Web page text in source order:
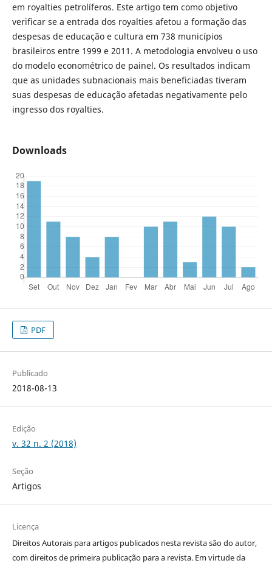
em royalties petrolíferos. Este artigo tem como objetivo
verificar se a entrada dos royalties afetou a formação das
despesas de educação e cultura em 738 municípios
brasileiros entre 1999 e 2011. A metodologia envolveu o uso
do modelo econométrico de painel. Os resultados indicam
que as unidades subnacionais mais beneficiadas tiveram
suas despesas de educação afetadas negativamente pelo
ingresso dos royalties.
Downloads
PDF
Publicado
2018-08-13
Edição
v. 32 n. 2 (2018)
Seção
Artigos
Licença
Direitos Autorais para artigos publicados nesta revista são do autor,
com direitos de primeira publicação para a revista. Em virtude da